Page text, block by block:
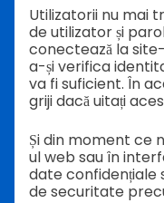
Utilizatorii nu mai
de utilizator și
conectează la
a-și verifica
va fi suficient. În
griji dacă uitați
Și din moment ce
ul web sau în
date confidențiale
de securitate